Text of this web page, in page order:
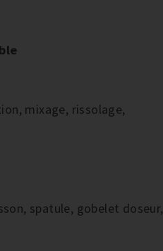
mixage, rissolage,
spatule, gobelet doseur,